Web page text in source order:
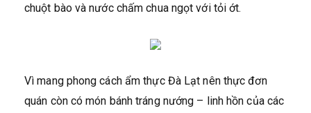
chuột bào và nước chấm chua ngọt với tỏi ớt.
Vì mang phong cách ẩm thực Đà Lạt nên thực đơn
quán còn có món bánh tráng nướng – linh hồn của các